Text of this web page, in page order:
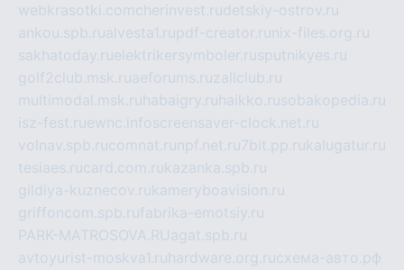
webkrasotki.comcherinvest.rudetskiy-ostrov.ru
ankou.spb.rualvesta1.rupdf-creator.ru nix-files.org.ru
sakhatoday.ruelektrikersymboler.rusputnikyes.ru
golf2club.msk.ruaeforums.ruzallclub.ru
multimodal.msk.ru habaigry.ru haikko.rusobakopedia.ru
isz-fest.ruewnc.infoscreensaver-clock.net.ru
volnav.spb.rucomnat.ru npf.net.ru7bit.pp.rukalugatur.ru
tesiaes.rucard.com.rukazanka.spb.ru
gildiya-kuznecov.rukameryboavision.ru
griffoncom.spb.rufabrika-emotsiy.ru
PARK-MATROSOVA.RUagat.spb.ru
avtoyurist-moskva1.ru hardware.org.ruсхема-авто.рф